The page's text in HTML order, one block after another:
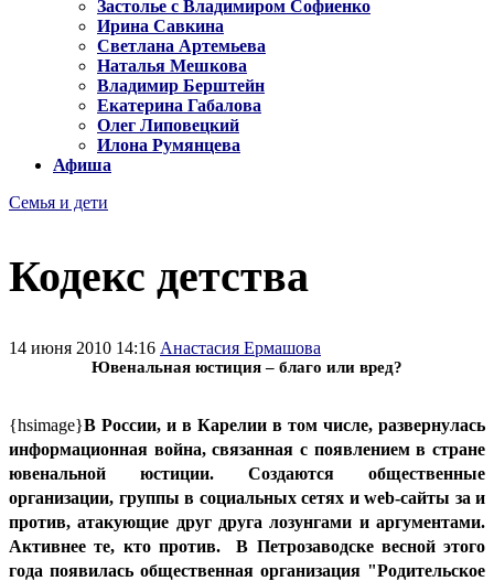
Застолье с Владимиром Софиенко
Ирина Савкина
Светлана Артемьева
Наталья Мешкова
Владимир Берштейн
Екатерина Габалова
Олег Липовецкий
Илона Румянцева
Афиша
Семья и дети
Кодекс детства
14 июня 2010 14:16 Анастасия Ермашова
Ювенальная юстиция – благо или вред?
{hsimage}В России, и в Карелии в том числе, развернулась
информационная война, связанная с появлением в стране
ювенальной юстиции. Создаются общественные
организации, группы в социальных сетях и web-сайты за и
против, атакующие друг друга лозунгами и аргументами.
Активнее те, кто против.
В Петрозаводске весной этого
года появилась общественная организация "Родительское